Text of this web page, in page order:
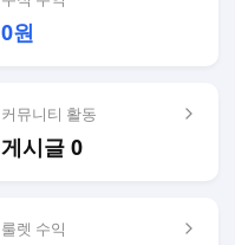
0원
커뮤니티 활동
게시글 0
룰렛 수익